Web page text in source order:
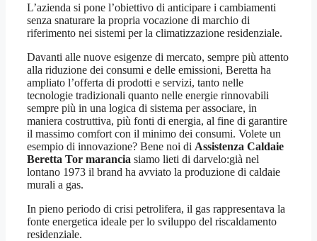
L’azienda si pone l’obiettivo di anticipare i cambiamenti
senza snaturare la propria vocazione di marchio di
riferimento nei sistemi per la climatizzazione residenziale.
Davanti alle nuove esigenze di mercato, sempre più attento
alla riduzione dei consumi e delle emissioni, Beretta ha
ampliato l’offerta di prodotti e servizi, tanto nelle
tecnologie tradizionali quanto nelle energie rinnovabili
sempre più in una logica di sistema per associare, in
maniera costruttiva, più fonti di energia, al fine di garantire
il massimo comfort con il minimo dei consumi. Volete un
esempio di innovazione? Bene noi di Assistenza Caldaie
Beretta Tor marancia siamo lieti di darvelo:già nel
lontano 1973 il brand ha avviato la produzione di caldaie
murali a gas.
In pieno periodo di crisi petrolifera, il gas rappresentava la
fonte energetica ideale per lo sviluppo del riscaldamento
residenziale.